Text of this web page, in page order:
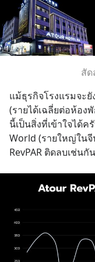
สัด
แม้ธุรกิจโรงแรมจะยั
(รายได้เฉลี่ยต่อห้อง
นี้เป็นสิ่งที่เข้าใจได้ค
World (รายใหญ่ใน
RevPAR ติดลบเช่นกั